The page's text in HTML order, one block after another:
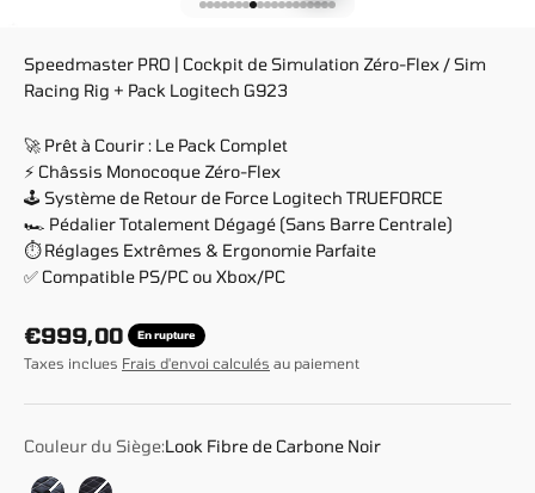
Speedmaster PRO | Cockpit de Simulation Zéro-Flex / Sim
Racing Rig + Pack Logitech G923
🚀 Prêt à Courir : Le Pack Complet
⚡ Châssis Monocoque Zéro-Flex
🕹️ Système de Retour de Force Logitech TRUEFORCE
🏎️ Pédalier Totalement Dégagé (Sans Barre Centrale)
⏱️ Réglages Extrêmes & Ergonomie Parfaite
✅ Compatible PS/PC ou Xbox/PC
Prix de vente
€999,00 En rupture
Taxes inclues Frais d'envoi calculés au paiement
Couleur du Siège:Look Fibre de Carbone Noir